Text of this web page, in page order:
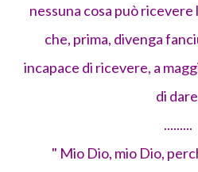
nessuna cosa può
che, prima, divenga
incapace di ricevere, a
di
.........
" Mio Dio, mio Dio,